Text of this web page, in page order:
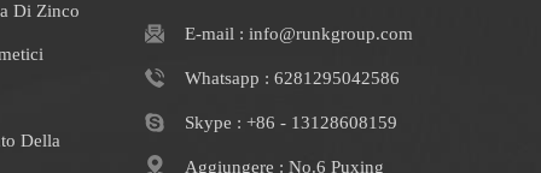
Di Zinco
Della
E-mail : info@runkgroup.com
Whatsapp : 6281295042586
Skype : +86 - 13128608159
Aggiungere : No.6 Puxing